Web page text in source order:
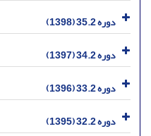
دوره 35.2 (1398)
دوره 34.2 (1397)
دوره 33.2 (1396)
دوره 32.2 (1395)